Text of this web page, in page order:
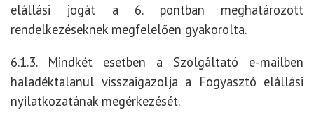
elállási jogát a 6. pontban meghatározott
rendelkezéseknek megfelelően gyakorolta.
6.1.3. Mindkét esetben a Szolgáltató e-mailben
haladéktalanul visszaigazolja a Fogyasztó elállási
nyilatkozatának megérkezését.